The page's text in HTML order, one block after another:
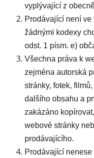
vyplývající z
Prodávající není
žádnými kodexy
odst. 1 písm. e)
Všechna práva k
zejména autorská
stránky, fotek,
dalšího obsahu a
zakázáno
webové stránky
prodávajícího.
Prodávající